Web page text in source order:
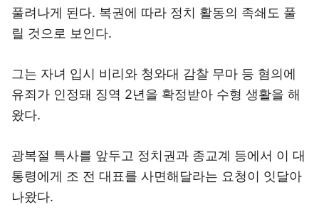
풀려나게 된다. 복권에 따라 정치 활동의 족쇄도 풀
릴 것으로 보인다.
그는 자녀 입시 비리와 청와대 감찰 무마 등 혐의에
유죄가 인정돼 징역 2년을 확정받아 수형 생활을 해
왔다.
광복절 특사를 앞두고 정치권과 종교계 등에서 이 대
통령에게 조 전 대표를 사면해달라는 요청이 잇달아
나왔다.